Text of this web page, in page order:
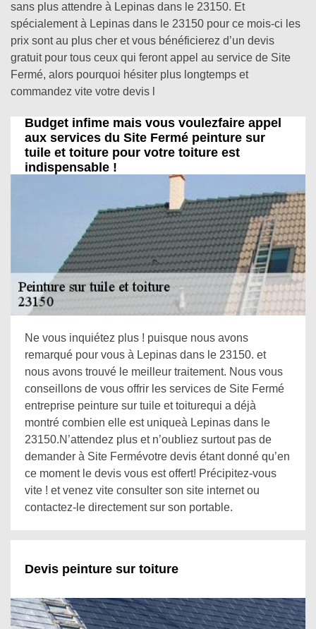
sans plus attendre à Lepinas dans le 23150. Et
spécialement à Lepinas dans le 23150 pour ce mois-ci les
prix sont au plus cher et vous bénéficierez d’un devis
gratuit pour tous ceux qui feront appel au service de Site
Fermé, alors pourquoi hésiter plus longtemps et
commandez vite votre devis l
Budget infime mais vous voulezfaire appel
aux services du Site Fermé peinture sur
tuile et toiture pour votre toiture est
indispensable !
Ne vous inquiétez plus ! puisque nous avons
remarqué pour vous à Lepinas dans le 23150. et
nous avons trouvé le meilleur traitement. Nous vous
conseillons de vous offrir les services de Site Fermé
entreprise peinture sur tuile et toiturequi a déjà
montré combien elle est uniqueà Lepinas dans le
23150.N’attendez plus et n’oubliez surtout pas de
demander à Site Fermévotre devis étant donné qu’en
ce moment le devis vous est offert! Précipitez-vous
vite ! et venez vite consulter son site internet ou
contactez-le directement sur son portable.
Devis peinture sur toiture